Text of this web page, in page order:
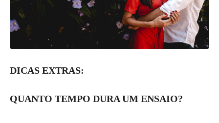
DICAS EXTRAS:
QUANTO TEMPO DURA UM ENSAIO?